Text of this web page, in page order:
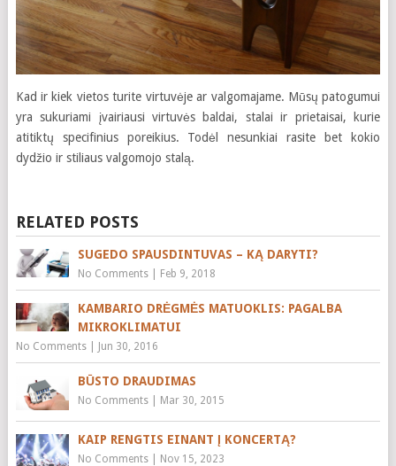
Kad ir kiek vietos turite virtuvėje ar valgomajame. Mūsų patogumui
yra sukuriami įvairiausi virtuvės baldai, stalai ir prietaisai, kurie
atitiktų specifinius poreikius. Todėl nesunkiai rasite bet kokio
dydžio ir stiliaus valgomojo stalą.
RELATED POSTS
SUGEDO SPAUSDINTUVAS – KĄ DARYTI?
No Comments| Feb 9, 2018
KAMBARIO DRĖGMĖS MATUOKLIS: PAGALBA
MIKROKLIMATUI
No Comments| Jun 30, 2016
BŪSTO DRAUDIMAS
No Comments| Mar 30, 2015
KAIP RENGTIS EINANT Į KONCERTĄ?
No Comments| Nov 15, 2023